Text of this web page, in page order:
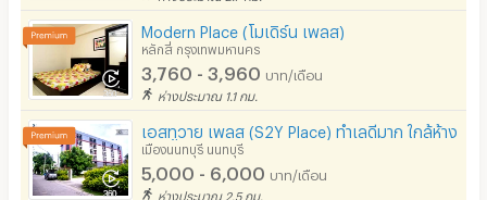
สถานที่ ใกล้เคียง สะดวกทุกการเชื่อมต่อ
ถ.ประชาชื่น
- การประปานครหลวง
- มหาวิทยาลัยธุรกิจบัณฑิตย์
- โครงการสปอร์ตซิตี้
ร้านทำผม-เสริมสวย
สถานี charge รถไฟฟ้า
Modern Place (โมเดิร์น เพลส)
หลักสี่ กรุงเทพมหานคร
3,760 - 3,960 บาท/เดือน
ห่างประมาณ 1.1 กม.
เอสทูวาย เพลส (S2Y Place) ทำเลดีมาก ใกล้ห้าง
เมืองนนทบุรี นนทบุรี
5,000 - 6,000 บาท/เดือน
ห่างประมาณ 2.5 กม.